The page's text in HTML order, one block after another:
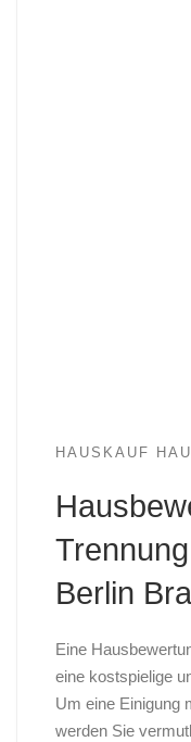
HAUSKAUF
Berlin
Eine
eine kostspielige
Um eine Einigung
werden Sie